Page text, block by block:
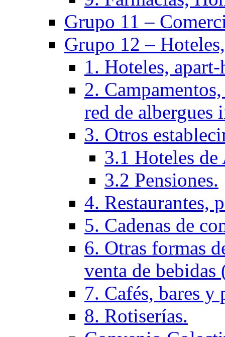
Grupo 11 –
Grupo 12 –
1. Hoteles,
2.
red de albergues
3. Otros
3.1 Hoteles
3.2 Pensiones.
4. Restaurantes,
5. Cadenas de
6. Otras formas
venta de bebidas
7. Cafés, bares y
8. Rotiserías.